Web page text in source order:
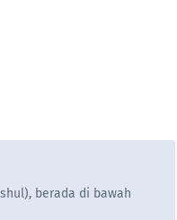
berada di bawah